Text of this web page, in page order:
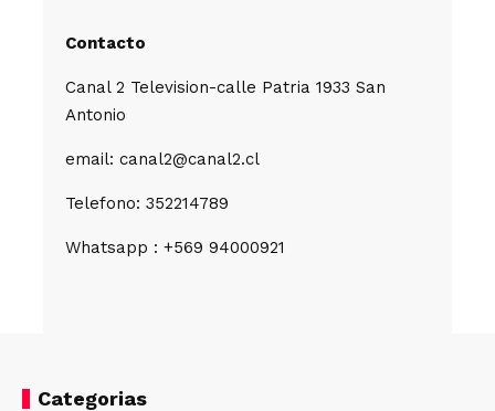
Contacto
Canal 2 Television-calle Patria 1933 San
Antonio
email: canal2@canal2.cl
Telefono: 352214789
Whatsapp : +569 94000921
Categorias